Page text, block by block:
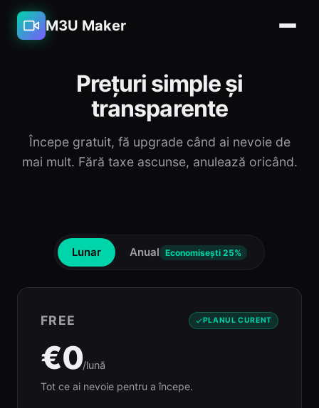
M3U Maker
Prețuri simple și
transparente
Începe gratuit, fă upgrade când ai nevoie de
mai mult. Fără taxe ascunse, anulează oricând.
Lunar Anual Economisești 25%
FREE PLANUL CURENT
€0/lună
Tot ce ai nevoie pentru a începe.